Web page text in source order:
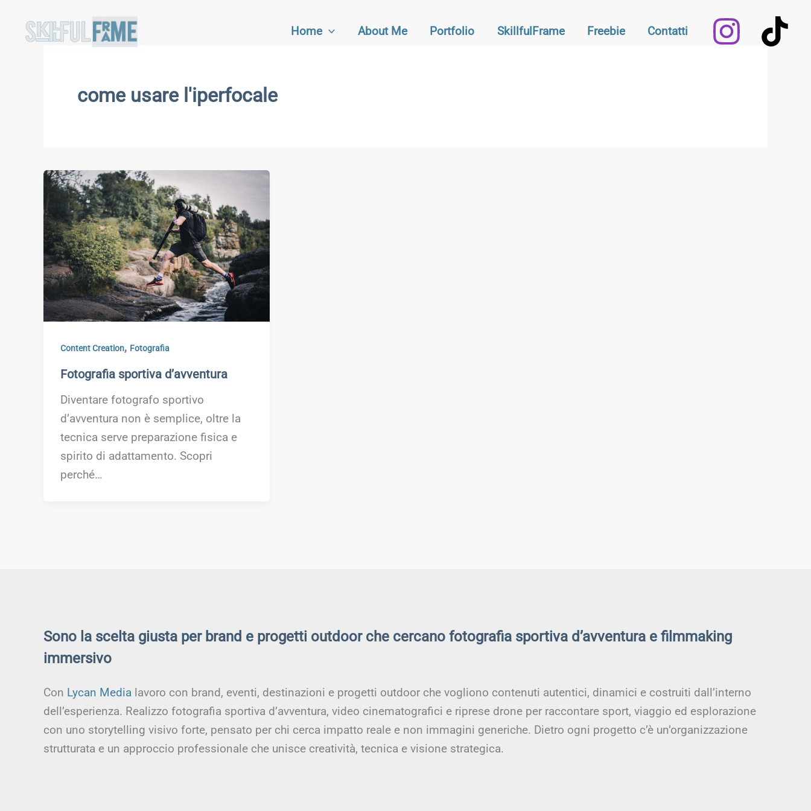
contenuto
Home About Me Portfolio SkillfulFrame Freebie Contatti
come usare l'iperfocale
Content Creation, Fotografia
Fotografia sportiva d’avventura
Diventare fotografo sportivo
d’avventura non è semplice, oltre la
tecnica serve preparazione fisica e
spirito di adattamento. Scopri
perché…
Sono la scelta giusta per brand e progetti outdoor che cercano fotografia sportiva d’avventura e filmmaking
immersivo
Con Lycan Media lavoro con brand, eventi, destinazioni e progetti outdoor che vogliono contenuti autentici, dinamici e costruiti dall’interno
dell’esperienza. Realizzo fotografia sportiva d’avventura, video cinematografici e riprese drone per raccontare sport, viaggio ed esplorazione
con uno storytelling visivo forte, pensato per chi cerca impatto reale e non immagini generiche. Dietro ogni progetto c’è un’organizzazione
strutturata e un approccio professionale che unisce creatività, tecnica e visione strategica.